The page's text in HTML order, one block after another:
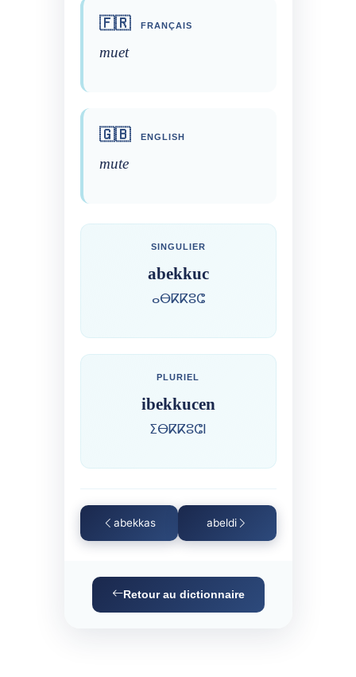
🇫🇷 FRANÇAIS
muet
🇬🇧 ENGLISH
mute
SINGULIER
abekkuc
ⴰⴱⴽⴽⵓⵛ
PLURIEL
ibekkucen
ⵉⴱⴽⴽⵓⵛⵏ
abekkas abeldi
Retour au dictionnaire